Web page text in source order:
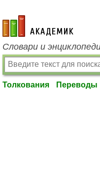
academic.ru
Словари и
Толкования Переводы